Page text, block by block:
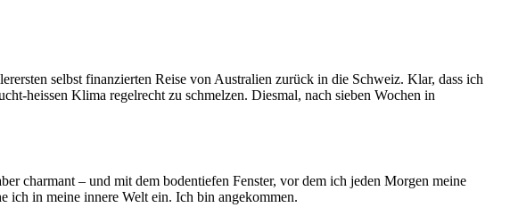
selbst finanzierten Reise von Australien zurück in die Schweiz. Klar, dass ich
heissen Klima regelrecht zu schmelzen. Diesmal, nach sieben Wochen in
charmant – und mit dem bodentiefen Fenster, vor dem ich jeden Morgen meine
ich in meine innere Welt ein. Ich bin angekommen.